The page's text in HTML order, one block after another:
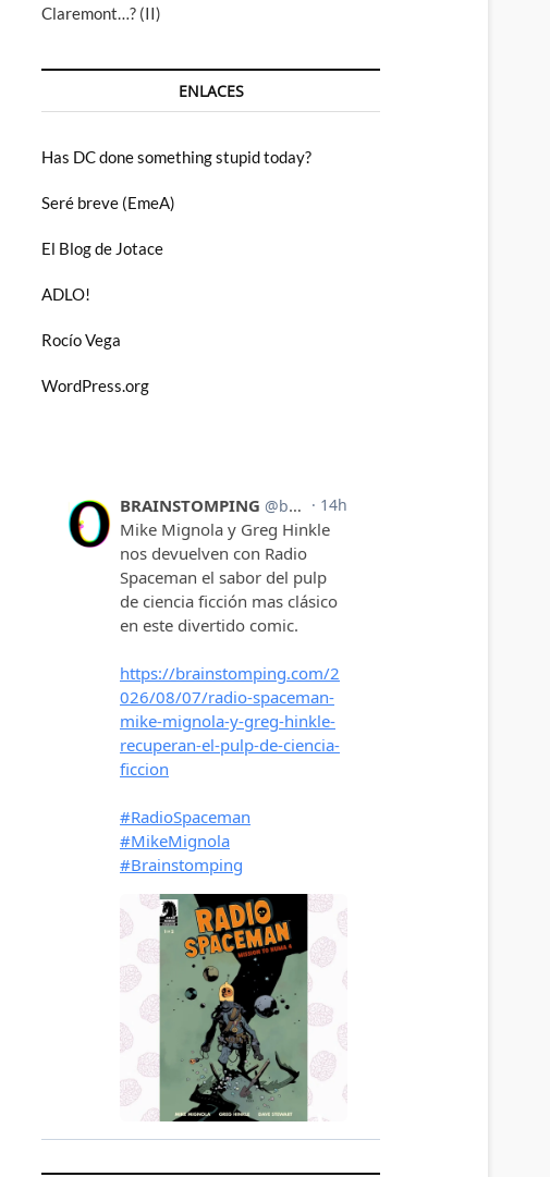
Claremont…? (II)
ENLACES
Has DC done something stupid today?
Seré breve (EmeA)
El Blog de Jotace
ADLO!
Rocío Vega
WordPress.org